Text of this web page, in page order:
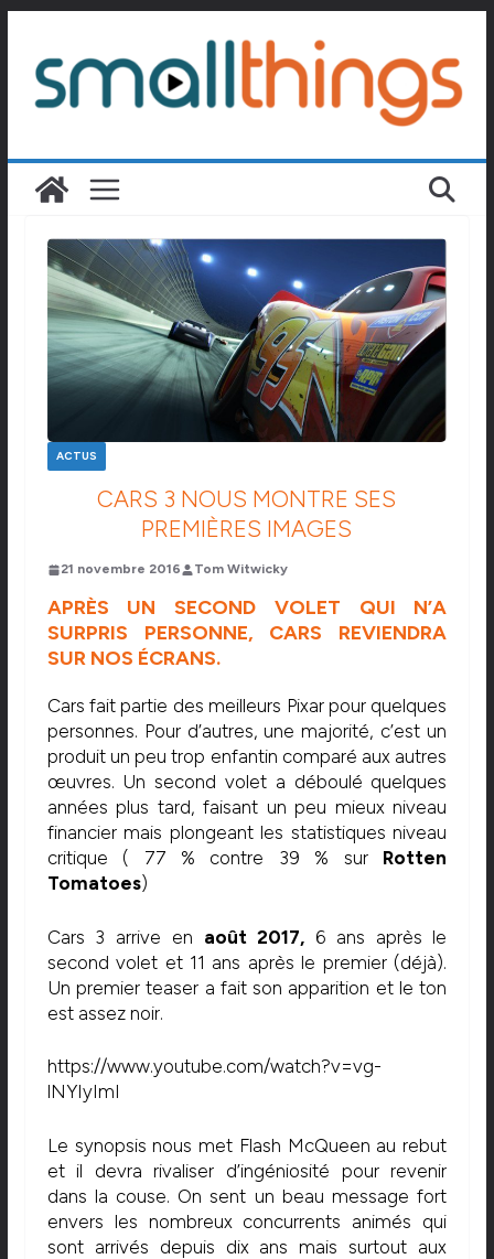
contenu
ACTUS
CARS 3 NOUS MONTRE SES
PREMIÈRES IMAGES
21 novembre 2016 Tom Witwicky
APRÈS UN SECOND VOLET QUI N’A
SURPRIS PERSONNE, CARS REVIENDRA
SUR NOS ÉCRANS.
Cars fait partie des meilleurs Pixar pour quelques
personnes. Pour d’autres, une majorité, c’est un
produit un peu trop enfantin comparé aux autres
œuvres. Un second volet a déboulé quelques
années plus tard, faisant un peu mieux niveau
financier mais plongeant les statistiques niveau
critique ( 77 % contre 39 % sur Rotten
Tomatoes)
Cars 3 arrive en août 2017, 6 ans après le
second volet et 11 ans après le premier (déjà).
Un premier teaser a fait son apparition et le ton
est assez noir.
https://www.youtube.com/watch?v=vg-
lNYIyImI
Le synopsis nous met Flash McQueen au rebut
et il devra rivaliser d’ingéniosité pour revenir
dans la couse. On sent un beau message fort
envers les nombreux concurrents animés qui
sont arrivés depuis dix ans mais surtout aux